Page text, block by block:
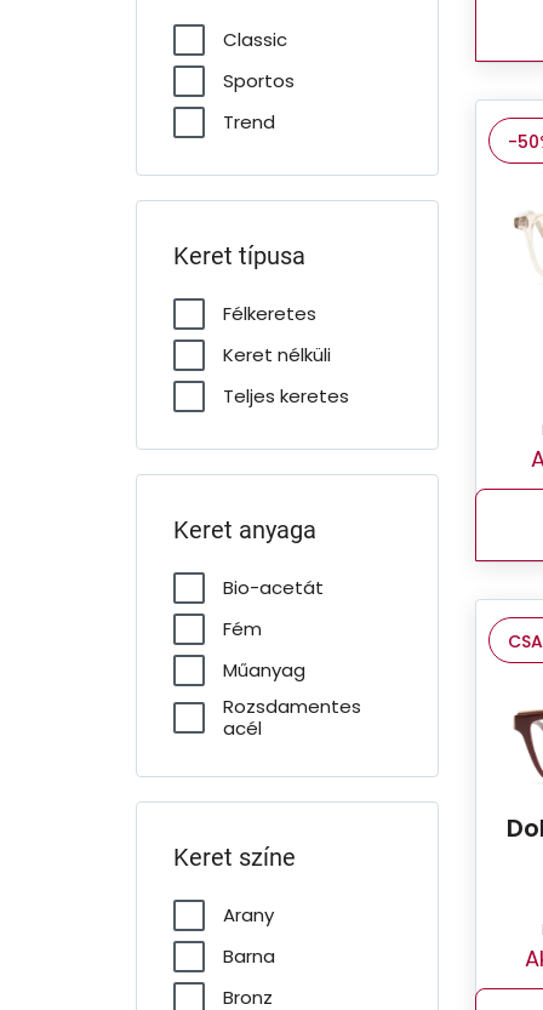
Classic
Sportos
Trend
Keret típusa
Félkeretes
Keret nélküli
Teljes keretes
Keret anyaga
Bio-acetát
Fém
Műanyag
Rozsdamentes
acél
Keret színe
Arany
Barna
Bronz
-